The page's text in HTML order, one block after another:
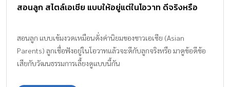
สอนลูก สไตล์เอเชีย แบบให้อยู่แต่ในโอวาท ดีจริงหรือ
สอนลูก แบบเข้มงวดเหมือนดั่งค่านิยมของชาวเอเซีย (Asian
Parents) ลูกเชื่อฟังอยู่ในโอวาทแล้วจะดีกับลูกจริงหรือ มาดูข้อดีข้อ
เสียกับวัฒนธรรมการเลี้ยงดูแบบนี้กัน